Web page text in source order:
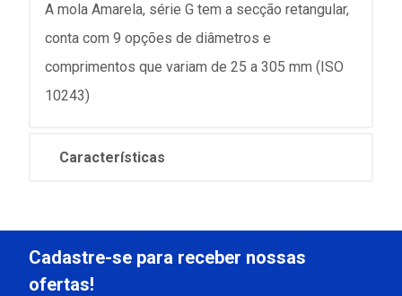
A mola Amarela, série G tem a secção retangular,
conta com 9 opções de diâmetros e
comprimentos que variam de 25 a 305 mm (ISO
10243)
Características
Cadastre-se para receber nossas
ofertas!